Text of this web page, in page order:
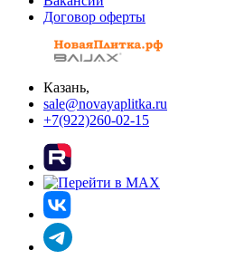
Договор оферты
Казань,
sale@novayaplitka.ru
+7(922)260-02-15